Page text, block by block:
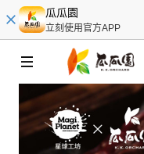
瓜瓜園
立刻使用官方APP